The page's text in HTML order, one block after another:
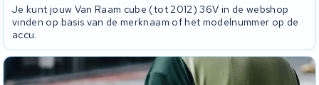
Je kunt jouw Van Raam cube (tot 2012) 36V in de webshop
vinden op basis van de merknaam of het modelnummer op de
accu.